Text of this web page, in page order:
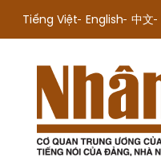
Tiếng Việt English 中文